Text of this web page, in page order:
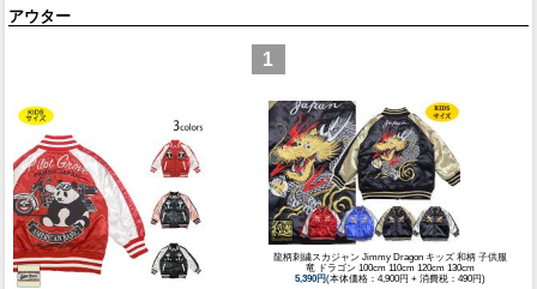
アウター
1
龍柄刺繍スカジャン Jimmy Dragon キッズ 和柄 子供服
竜 ドラゴン 100cm 110cm 120cm 130cm
5,390円(本体価格：4,900円 + 消費税：490円)